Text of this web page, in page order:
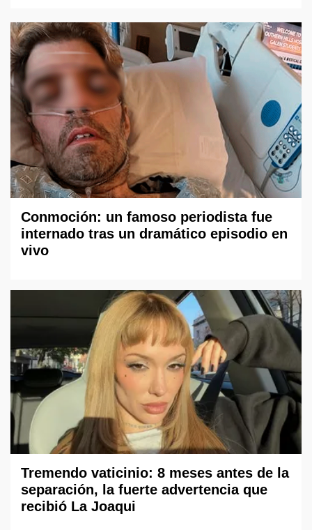
Conmoción: un famoso periodista fue
internado tras un dramático episodio en
vivo
Tremendo vaticinio: 8 meses antes de la
separación, la fuerte advertencia que
recibió La Joaqui